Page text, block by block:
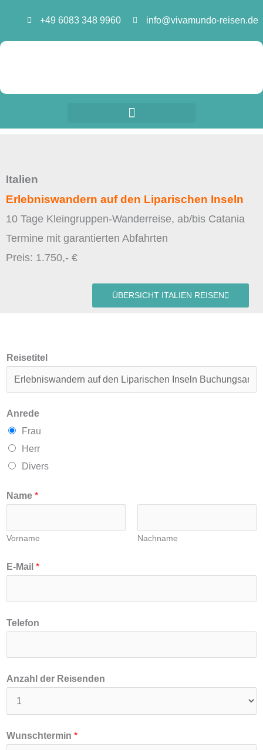
springen
+49 6083 348 9960 info@vivamundo-reisen.de
Italien
Erlebniswandern auf den Liparischen Inseln
10 Tage Kleingruppen-Wanderreise, ab/bis Catania
Termine mit garantierten Abfahrten
Preis: 1.750,- €
ÜBERSICHT ITALIEN REISEN
Reisetitel
Anrede
Frau
Herr
Divers
Name *
Vorname Nachname
E-Mail *
Telefon
Anzahl der Reisenden
d
e
Wunschtermin *